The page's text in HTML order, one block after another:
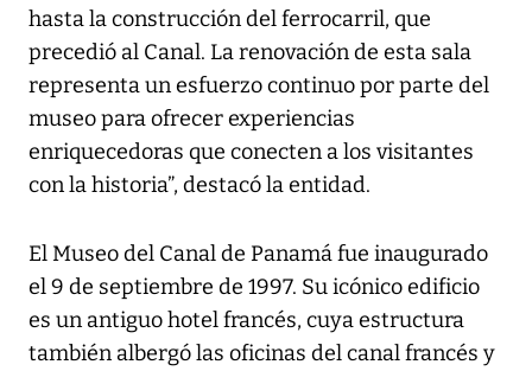
hasta la construcción del ferrocarril, que
precedió al Canal. La renovación de esta sala
representa un esfuerzo continuo por parte del
museo para ofrecer experiencias
enriquecedoras que conecten a los visitantes
con la historia”, destacó la entidad.
El Museo del Canal de Panamá fue inaugurado
el 9 de septiembre de 1997. Su icónico edificio
es un antiguo hotel francés, cuya estructura
también albergó las oficinas del canal francés y